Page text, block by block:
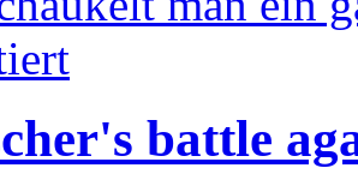
battle